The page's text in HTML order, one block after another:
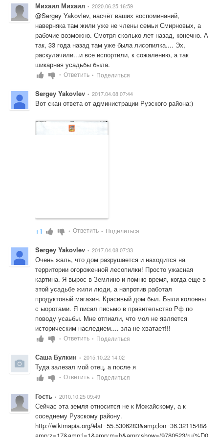
Михаил Михаил • 2020.06.25 16:59
@Sergey Yakovlev, насчёт ваших воспоминаний,
наверняка там жили уже не члены семьи Смирновых, а
рабочие возможно. Смотря сколько лет назад, конечно. А
так, 33 года назад там уже была лисопилка.... Эх,
раскулачили...и все испортили, к сожалению, а так
шикарная усадьбы была.
• Ответить • Поделиться
Sergey Yakovlev • 2017.04.08 07:44
Вот скан ответа от администрации Рузского района:)
+1 • Ответить • Поделиться
Sergey Yakovlev • 2017.04.08 07:33
Очень жаль, что дом разрушается и находится на
территории огороженной лесопилки! Просто ужасная
картина. Я вырос в Землино и помню время, когда еще в
этой усадьбе жили люди, а напротив работал
продуктовый магазин. Красивый дом был. Были колонны
с ыоротами. Я писал письмо в правительство Рф по
поводу усаьбы. Мне отпиали, что мол не является
историческим наследием.... зла не хватает!!!
• Ответить • Поделиться
Саша Булкин • 2015.10.22 14:02
Туда залезал мой отец, а после я
• Ответить • Поделиться
Гость • 2010.10.25 09:49
Сейчас эта земля относится не к Можайскому, а к
http://wikimapia.org/#lat=55.5306283&amp;lon=36.3211548&